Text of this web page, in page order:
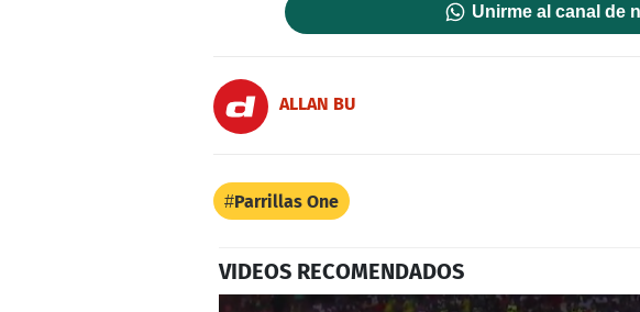
Unirme al canal de
ALLAN BU
Parrillas One
VIDEOS RECOMENDADOS